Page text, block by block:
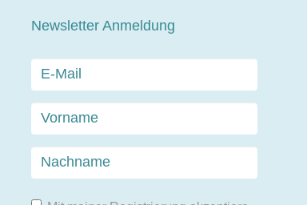
Newsletter Anmeldung